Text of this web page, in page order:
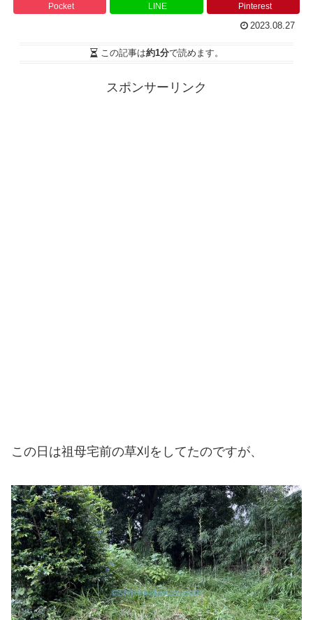
Pocket LINE Pinterest
2023.08.27
この記事は約1分で読めます。
スポンサーリンク
この日は祖母宅前の草刈をしてたのですが、